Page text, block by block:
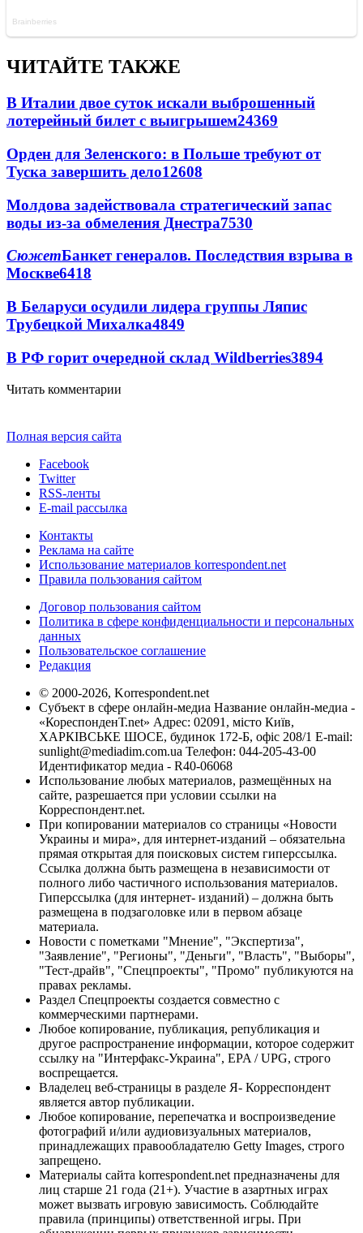
ЧИТАЙТЕ ТАКЖЕ
В Италии двое суток искали выброшенный
лотерейный билет с выигрышем24369
Орден для Зеленского: в Польше требуют от
Туска завершить дело12608
Молдова задействовала стратегический запас
воды из-за обмеления Днестра7530
СюжетБанкет генералов. Последствия взрыва в
Москве6418
В Беларуси осудили лидера группы Ляпис
Трубецкой Михалка4849
В РФ горит очередной склад Wildberries3894
Читать комментарии
Полная версия сайта
Facebook
Twitter
RSS-ленты
E-mail рассылка
Контакты
Реклама на сайте
Использование материалов korrespondent.net
Правила пользования сайтом
Договор пользования сайтом
Политика в сфере конфиденциальности и персональных
данных
Пользовательское соглашение
Редакция
© 2000-2026, Korrespondent.net
Субъект в сфере онлайн-медиа Название онлайн-медиа -
«КореспонденТ.net» Адрес: 02091, місто Київ,
ХАРКІВСЬКЕ ШОСЕ, будинок 172-Б, офіс 208/1 E-mail:
sunlight@mediadim.com.ua Телефон: 044-205-43-00
Идентификатор медиа - R40-06068
Использование любых материалов, размещённых на
сайте, разрешается при условии ссылки на
Корреспондент.net.
При копировании материалов со страницы «Новости
Украины и мира», для интернет-изданий – обязательна
прямая открытая для поисковых систем гиперссылка.
Ссылка должна быть размещена в независимости от
полного либо частичного использования материалов.
Гиперссылка (для интернет- изданий) – должна быть
размещена в подзаголовке или в первом абзаце
материала.
Новости с пометками "Мнение", "Экспертиза",
"Заявление", "Регионы", "Деньги", "Власть", "Выборы",
"Тест-драйв", "Спецпроекты", "Промо" публикуются на
правах рекламы.
Раздел Спецпроекты создается совместно с
коммерческими партнерами.
Любое копирование, публикация, републикация и
другое распространение информации, которое содержит
ссылку на "Интерфакс-Украина", EPA / UPG, строго
воспрещается.
Владелец веб-страницы в разделе Я- Корреспондент
является автор публикации.
Любое копирование, перепечатка и воспроизведение
фотографий и/или аудиовизуальных материалов,
принадлежащих правообладателю Getty Images, строго
запрещено.
Материалы сайта korrespondent.net предназначены для
лиц старше 21 года (21+). Участие в азартных играх
может вызвать игровую зависимость. Соблюдайте
правила (принципы) ответственной игры. При